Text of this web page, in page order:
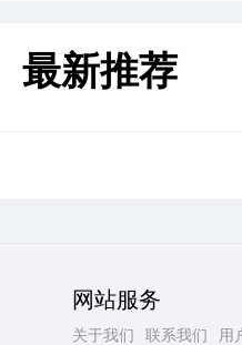
最新推荐
网站服务
关于我们 联系我们
用